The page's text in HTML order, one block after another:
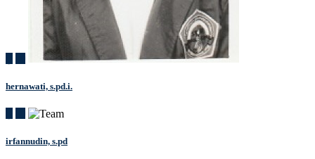
hernawati, s.pd.i.
irfannudin, s.pd